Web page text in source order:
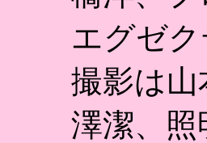
エグゼ
撮影は
澤潔、